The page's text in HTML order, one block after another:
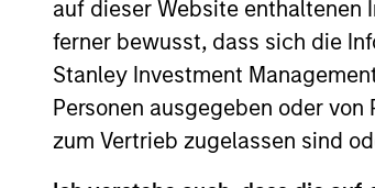
auf dieser Website enthaltenen
ferner bewusst, dass sich die
Stanley Investment
Personen ausgegeben oder
zum Vertrieb zugelassen sind
Klicken Sie auf den Fondsnamen, um